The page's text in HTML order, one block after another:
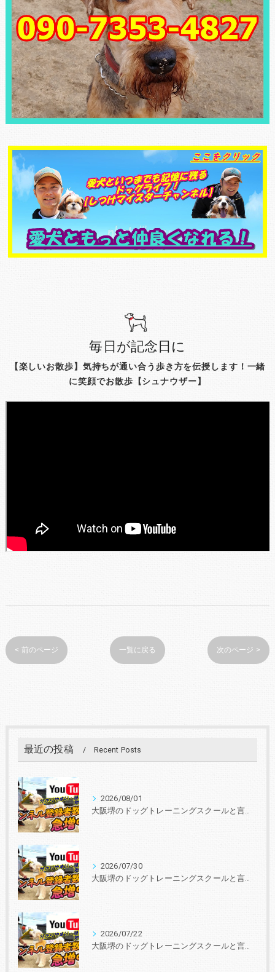
【楽しいお散歩】気持ちが通い合う歩き方を伝授します！一緒
に笑顔でお散歩【シュナウザー】
毎日が記念日に
< 前のページ 一覧に戻る 次のページ >
最近の投稿 Recent Posts
2026/08/01
大阪堺のドッグトレーニングスクールと言えば『いぬの学校あさか』 30年、3000頭以上の実績！あなたと愛犬に合ったトレーニングを学びを提供します。
2026/07/30
大阪堺のドッグトレーニングスクールと言えば『いぬの学校あさか』 30年、3000頭以上の実績！あなたと愛犬に合ったトレーニングを学びを提供します。
2026/07/22
大阪堺のドッグトレーニングスクールと言えば『いぬの学校あさか』 30年、3000頭以上の実績！あなたと愛犬に合ったトレーニングを学びを提供します。